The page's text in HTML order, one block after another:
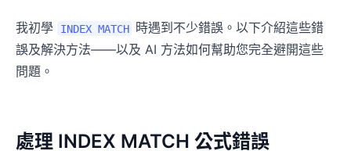
我初學 INDEX MATCH
時遇到不少錯誤。以下介紹這些錯
誤及解決方法——以及 AI 方法如何幫助您完全避開這些
問題。
處理 INDEX MATCH 公式錯誤